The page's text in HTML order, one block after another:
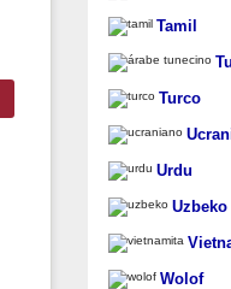
Tamil
Turco
Urdu
Uzbeko
Wolof